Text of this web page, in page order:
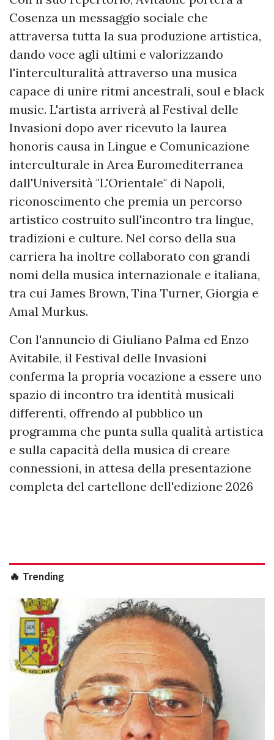
Cosenza un messaggio sociale che
attraversa tutta la sua produzione artistica,
dando voce agli ultimi e valorizzando
l'interculturalità attraverso una musica
capace di unire ritmi ancestrali, soul e black
music. L'artista arriverà al Festival delle
Invasioni dopo aver ricevuto la laurea
honoris causa in Lingue e Comunicazione
interculturale in Area Euromediterranea
dall'Università "L'Orientale" di Napoli,
riconoscimento che premia un percorso
artistico costruito sull'incontro tra lingue,
tradizioni e culture. Nel corso della sua
carriera ha inoltre collaborato con grandi
nomi della musica internazionale e italiana,
tra cui James Brown, Tina Turner, Giorgia e
Amal Murkus.
Con l'annuncio di Giuliano Palma ed Enzo
Avitabile, il Festival delle Invasioni
conferma la propria vocazione a essere uno
spazio di incontro tra identità musicali
differenti, offrendo al pubblico un
programma che punta sulla qualità artistica
e sulla capacità della musica di creare
connessioni, in attesa della presentazione
completa del cartellone dell'edizione 2026
🔥 Trending